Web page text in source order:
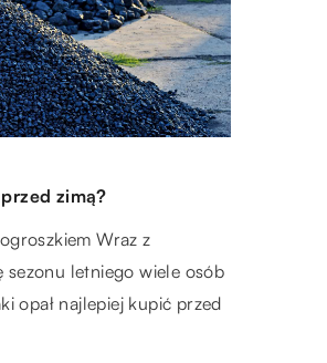
ubrania – w
nowoczesne
ale tak naprawdę nie
powstają. Ubrania, bo to o
zimą?
Wraz z
sezonu letniego wiele osób
opał najlepiej kupić przed
postaw na niebanalne
czy inne ważne okazje
oprawy – kobiet
biżuterię, a pierścionek